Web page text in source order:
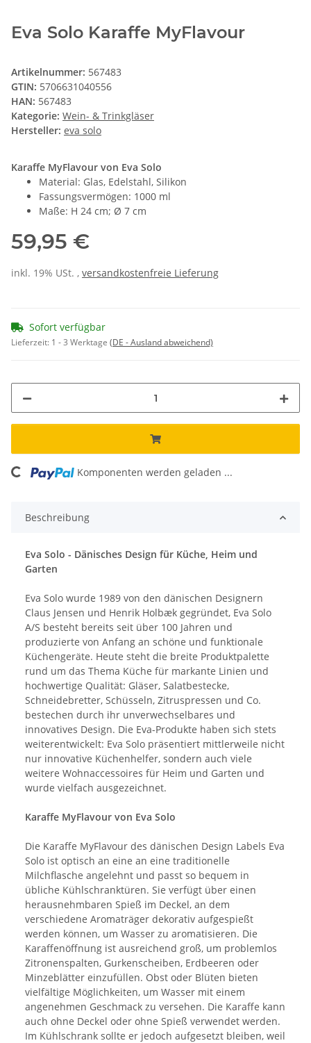
Eva Solo Karaffe MyFlavour
Artikelnummer: 567483
GTIN: 5706631040556
HAN: 567483
Kategorie: Wein- & Trinkgläser
Hersteller: eva solo
Karaffe MyFlavour von Eva Solo
Material: Glas, Edelstahl, Silikon
Fassungsvermögen: 1000 ml
Maße: H 24 cm; Ø 7 cm
59,95 €
inkl. 19% USt. , versandkostenfreie Lieferung
Sofort verfügbar
Lieferzeit: 1 - 3 Werktage (DE - Ausland abweichend)
Komponenten werden geladen ...
Beschreibung
Eva Solo - Dänisches Design für Küche, Heim und
Garten
Eva Solo wurde 1989 von den dänischen Designern
Claus Jensen und Henrik Holbæk gegründet, Eva Solo
A/S besteht bereits seit über 100 Jahren und
produzierte von Anfang an schöne und funktionale
Küchengeräte. Heute steht die breite Produktpalette
rund um das Thema Küche für markante Linien und
hochwertige Qualität: Gläser, Salatbestecke,
Schneidebretter, Schüsseln, Zitruspressen und Co.
bestechen durch ihr unverwechselbares und
innovatives Design. Die Eva-Produkte haben sich stets
weiterentwickelt: Eva Solo präsentiert mittlerweile nicht
nur innovative Küchenhelfer, sondern auch viele
weitere Wohnaccessoires für Heim und Garten und
wurde vielfach ausgezeichnet.
Karaffe MyFlavour von Eva Solo
Die Karaffe MyFlavour des dänischen Design Labels Eva
Solo ist optisch an eine an eine traditionelle
Milchflasche angelehnt und passt so bequem in
übliche Kühlschranktüren. Sie verfügt über einen
herausnehmbaren Spieß im Deckel, an dem
verschiedene Aromaträger dekorativ aufgespießt
werden können, um Wasser zu aromatisieren. Die
Karaffenöffnung ist ausreichend groß, um problemlos
Zitronenspalten, Gurkenscheiben, Erdbeeren oder
Minzeblätter einzufüllen. Obst oder Blüten bieten
vielfältige Möglichkeiten, um Wasser mit einem
angenehmen Geschmack zu versehen. Die Karaffe kann
auch ohne Deckel oder ohne Spieß verwendet werden.
Im Kühlschrank sollte er jedoch aufgesetzt bleiben, weil